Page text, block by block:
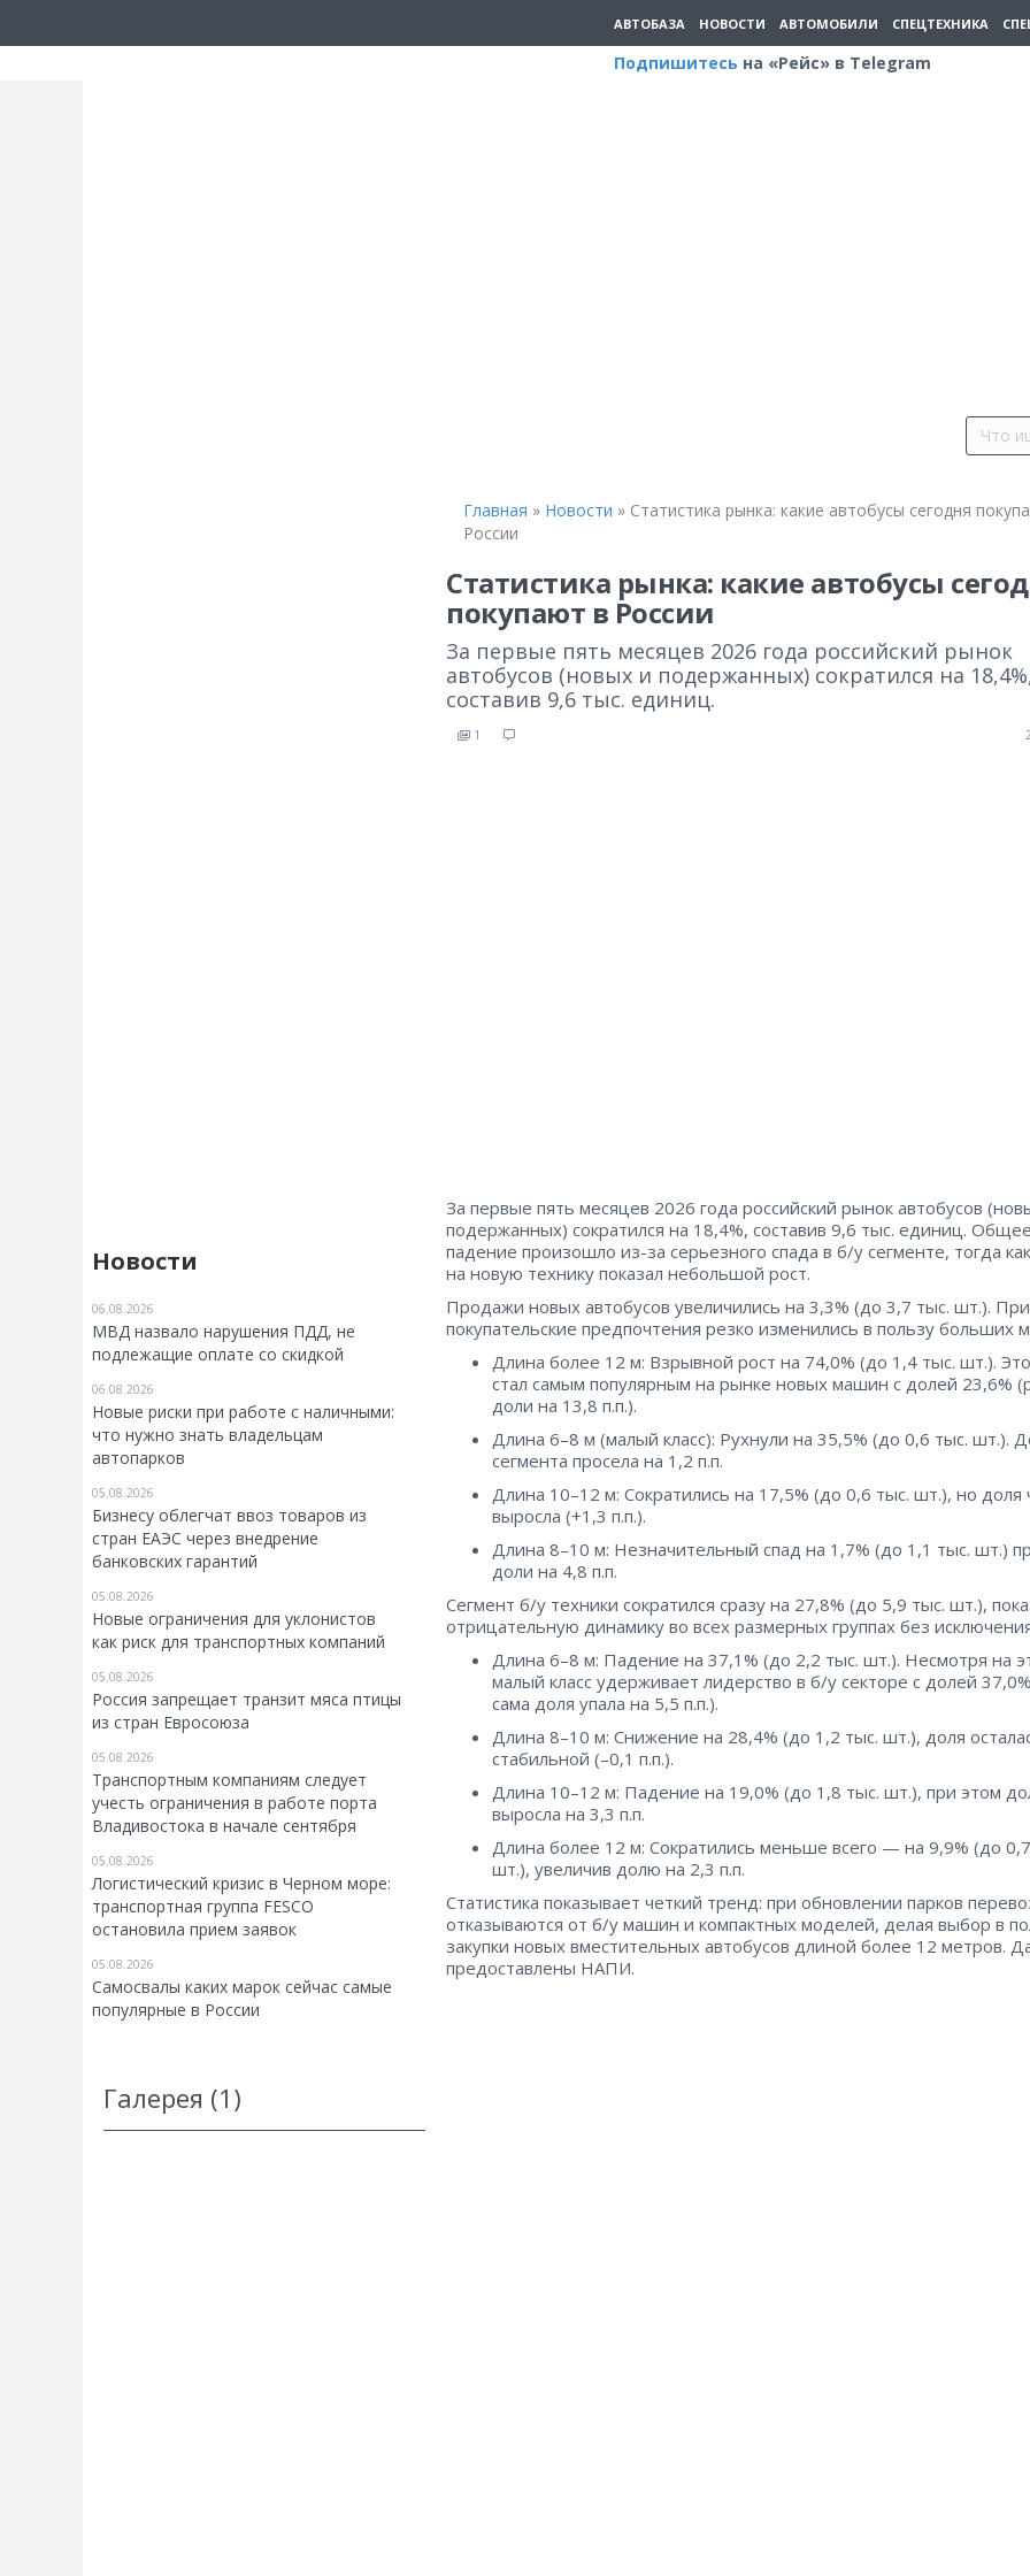
АВТОБАЗА НОВОСТИ АВТОМОБИЛИ СПЕЦТЕХНИКА
Подпишитесь на «Рейс» в Telegram
Новости
06.08.2026
МВД назвало нарушения ПДД, не
подлежащие оплате со скидкой
06.08.2026
Новые риски при работе с наличными:
что нужно знать владельцам
автопарков
05.08.2026
Бизнесу облегчат ввоз товаров из
стран ЕАЭС через внедрение
банковских гарантий
05.08.2026
Новые ограничения для уклонистов
как риск для транспортных компаний
05.08.2026
Россия запрещает транзит мяса птицы
из стран Евросоюза
05.08.2026
Транспортным компаниям следует
учесть ограничения в работе порта
Владивостока в начале сентября
05.08.2026
Логистический кризис в Черном море:
транспортная группа FESCO
остановила прием заявок
05.08.2026
Самосвалы каких марок сейчас самые
популярные в России
Галерея (1)
Главная » Новости » Статистика рынка: какие автобусы сегодня
России
Статистика рынка: какие автобусы
покупают в России
За первые пять месяцев 2026 года российский рынок
автобусов (новых и подержанных) сократился на
составив 9,6 тыс. единиц.
1
За первые пять месяцев 2026 года российский рынок автобусов
подержанных) сократился на 18,4%, составив 9,6 тыс. единиц. Общее
падение произошло из-за серьезного спада в б/у сегменте, тогда
на новую технику показал небольшой рост.
Продажи новых автобусов увеличились на 3,3% (до 3,7 тыс. шт.).
покупательские предпочтения резко изменились в пользу больших
Длина более 12 м: Взрывной рост на 74,0% (до 1,4 тыс. шт.).
стал самым популярным на рынке новых машин с долей 23,6%
доли на 13,8 п.п.).
Длина 6–8 м (малый класс): Рухнули на 35,5% (до 0,6 тыс. шт.).
сегмента просела на 1,2 п.п.
Длина 10–12 м: Сократились на 17,5% (до 0,6 тыс. шт.), но доля
выросла (+1,3 п.п.).
Длина 8–10 м: Незначительный спад на 1,7% (до 1,1 тыс. шт.)
доли на 4,8 п.п.
Сегмент б/у техники сократился сразу на 27,8% (до 5,9 тыс. шт.),
отрицательную динамику во всех размерных группах без
Длина 6–8 м: Падение на 37,1% (до 2,2 тыс. шт.). Несмотря на
малый класс удерживает лидерство в б/у секторе с долей
сама доля упала на 5,5 п.п.).
Длина 8–10 м: Снижение на 28,4% (до 1,2 тыс. шт.), доля
стабильной (–0,1 п.п.).
Длина 10–12 м: Падение на 19,0% (до 1,8 тыс. шт.), при этом
выросла на 3,3 п.п.
Длина более 12 м: Сократились меньше всего — на 9,9% (до
шт.), увеличив долю на 2,3 п.п.
Статистика показывает четкий тренд: при обновлении парков
отказываются от б/у машин и компактных моделей, делая выбор в
закупки новых вместительных автобусов длиной более 12 метров.
предоставлены НАПИ.